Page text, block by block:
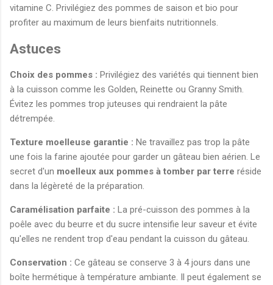
vitamine C. Privilégiez des pommes de saison et bio pour
profiter au maximum de leurs bienfaits nutritionnels.
Astuces
Choix des pommes : Privilégiez des variétés qui tiennent bien
à la cuisson comme les Golden, Reinette ou Granny Smith.
Évitez les pommes trop juteuses qui rendraient la pâte
détrempée.
Texture moelleuse garantie : Ne travaillez pas trop la pâte
une fois la farine ajoutée pour garder un gâteau bien aérien. Le
secret d'un moelleux aux pommes à tomber par terre réside
dans la légèreté de la préparation.
Caramélisation parfaite : La pré-cuisson des pommes à la
poêle avec du beurre et du sucre intensifie leur saveur et évite
qu'elles ne rendent trop d'eau pendant la cuisson du gâteau.
Conservation : Ce gâteau se conserve 3 à 4 jours dans une
boîte hermétique à température ambiante. Il peut également se